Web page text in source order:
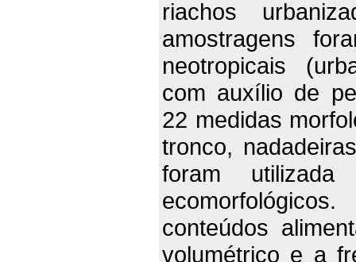
riachos
amostragens
neotropicais
com auxílio de
22 medidas
tronco,
foram
conteúdos
volumétrico e a